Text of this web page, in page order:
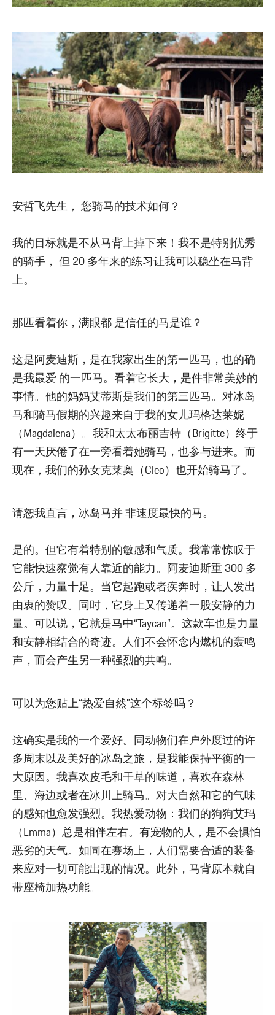
安哲飞先生， 您骑马的技术如何？
我的目标就是不从马背上掉下来！我不是特别优秀
的骑手， 但 20 多年来的练习让我可以稳坐在马背
上。
那匹看着你，满眼都 是信任的马是谁？
这是阿麦迪斯，是在我家出生的第一匹马，也的确
是我最爱 的一匹马。看着它长大，是件非常美妙的
事情。他的妈妈艾蒂斯是我们的第三匹马。对冰岛
马和骑马假期的兴趣来自于我的女儿玛格达莱妮
（Magdalena）。我和太太布丽吉特（Brigitte）终于
有一天厌倦了在一旁看着她骑马，也参与进来。而
现在，我们的孙女克莱奥（Cleo）也开始骑马了。
请恕我直言，冰岛马并 非速度最快的马。
是的。但它有着特别的敏感和气质。我常常惊叹于
它能快速察觉有人靠近的能力。阿麦迪斯重 300 多
公斤，力量十足。当它起跑或者疾奔时，让人发出
由衷的赞叹。同时，它身上又传递着一股安静的力
量。可以说，它就是马中“Taycan”。这款车也是力量
和安静相结合的奇迹。人们不会怀念内燃机的轰鸣
声，而会产生另一种强烈的共鸣。
可以为您贴上“热爱自然”这个标签吗？
这确实是我的一个爱好。同动物们在户外度过的许
多周末以及美好的冰岛之旅，是我能保持平衡的一
大原因。我喜欢皮毛和干草的味道，喜欢在森林
里、海边或者在冰川上骑马。对大自然和它的气味
的感知也愈发强烈。我热爱动物：我们的狗狗艾玛
（Emma）总是相伴左右。有宠物的人，是不会惧怕
恶劣的天气。如同在赛场上，人们需要合适的装备
来应对一切可能出现的情况。此外，马背原本就自
带座椅加热功能。